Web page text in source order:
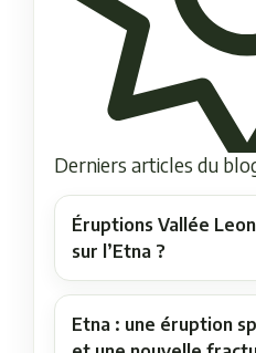
Derniers articles du
Éruptions Vallée
sur l’Etna ?
Etna : une éruption